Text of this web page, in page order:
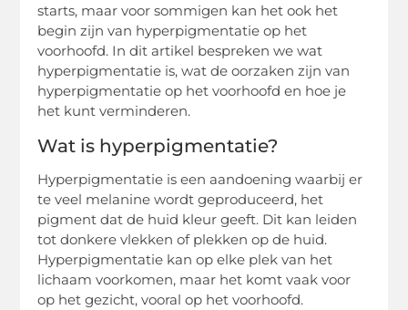
starts, maar voor sommigen kan het ook het
begin zijn van hyperpigmentatie op het
voorhoofd. In dit artikel bespreken we wat
hyperpigmentatie is, wat de oorzaken zijn van
hyperpigmentatie op het voorhoofd en hoe je
het kunt verminderen.
Wat is hyperpigmentatie?
Hyperpigmentatie is een aandoening waarbij er
te veel melanine wordt geproduceerd, het
pigment dat de huid kleur geeft. Dit kan leiden
tot donkere vlekken of plekken op de huid.
Hyperpigmentatie kan op elke plek van het
lichaam voorkomen, maar het komt vaak voor
op het gezicht, vooral op het voorhoofd.